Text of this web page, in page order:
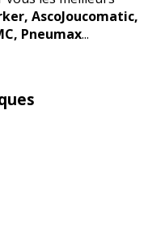
AscoJoucomatic,
Pneumax...